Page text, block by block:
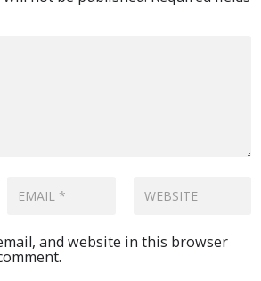
and website in this browser